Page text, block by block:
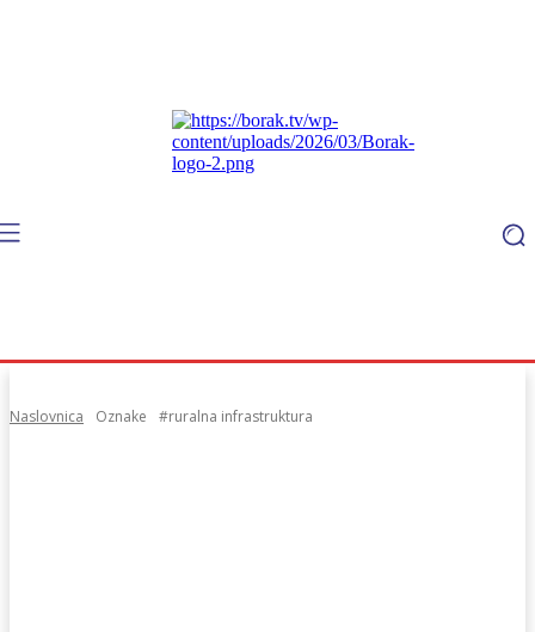
Naslovnica Oznake #ruralna infrastruktura